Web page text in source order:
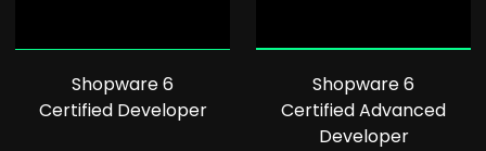
Shopware 6
Certified Developer
Shopware 6
Certified Advanced
Developer